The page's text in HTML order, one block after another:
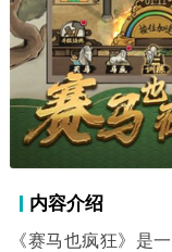
内容介绍
《赛马也疯狂》是